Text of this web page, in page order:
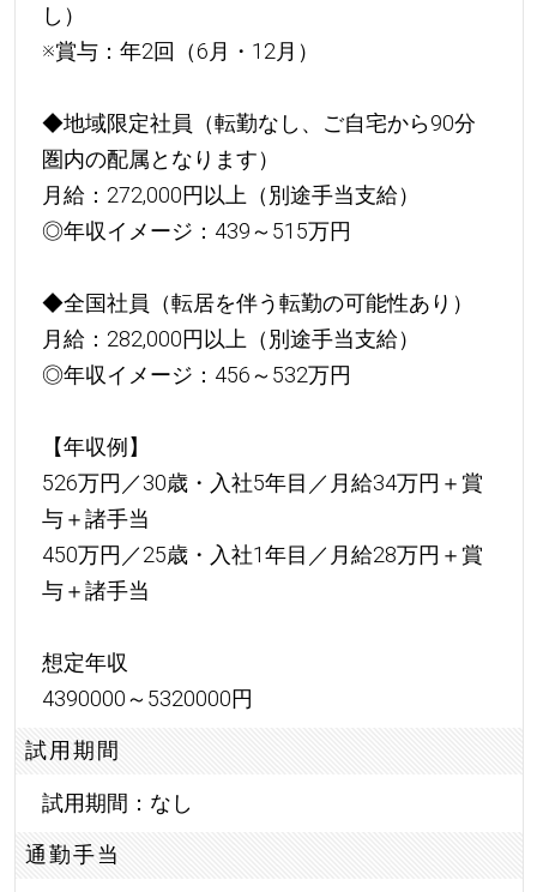
し）
※賞与：年2回（6月・12月）
◆地域限定社員（転勤なし、ご自宅から90分
圏内の配属となります）
月給：272,000円以上（別途手当支給）
◎年収イメージ：439～515万円
◆全国社員（転居を伴う転勤の可能性あり）
月給：282,000円以上（別途手当支給）
◎年収イメージ：456～532万円
【年収例】
526万円／30歳・入社5年目／月給34万円＋賞
与＋諸手当
450万円／25歳・入社1年目／月給28万円＋賞
与＋諸手当
想定年収
4390000～5320000円
試用期間
試用期間：なし
通勤手当